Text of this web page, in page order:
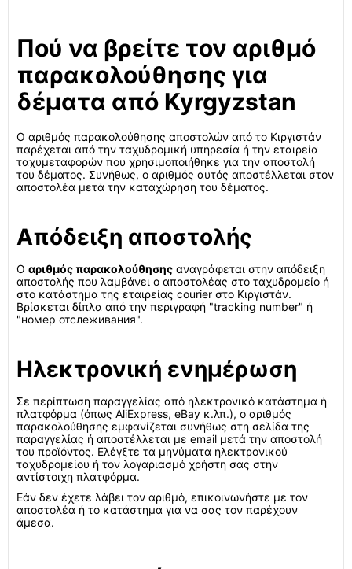
Πού να βρείτε τον αριθμό
παρακολούθησης για
δέματα από Kyrgyzstan
Ο αριθμός παρακολούθησης αποστολών από το Κιργιστάν
παρέχεται από την ταχυδρομική υπηρεσία ή την εταιρεία
ταχυμεταφορών που χρησιμοποιήθηκε για την αποστολή
του δέματος. Συνήθως, ο αριθμός αυτός αποστέλλεται στον
αποστολέα μετά την καταχώρηση του δέματος.
Απόδειξη αποστολής
Ο αριθμός παρακολούθησης αναγράφεται στην απόδειξη
αποστολής που λαμβάνει ο αποστολέας στο ταχυδρομείο ή
στο κατάστημα της εταιρείας courier στο Κιργιστάν.
Βρίσκεται δίπλα από την περιγραφή "tracking number" ή
"номер отслеживания".
Ηλεκτρονική ενημέρωση
Σε περίπτωση παραγγελίας από ηλεκτρονικό κατάστημα ή
πλατφόρμα (όπως AliExpress, eBay κ.λπ.), ο αριθμός
παρακολούθησης εμφανίζεται συνήθως στη σελίδα της
παραγγελίας ή αποστέλλεται με email μετά την αποστολή
του προϊόντος. Ελέγξτε τα μηνύματα ηλεκτρονικού
ταχυδρομείου ή τον λογαριασμό χρήστη σας στην
αντίστοιχη πλατφόρμα.
Εάν δεν έχετε λάβει τον αριθμό, επικοινωνήστε με τον
αποστολέα ή το κατάστημα για να σας τον παρέχουν
άμεσα.